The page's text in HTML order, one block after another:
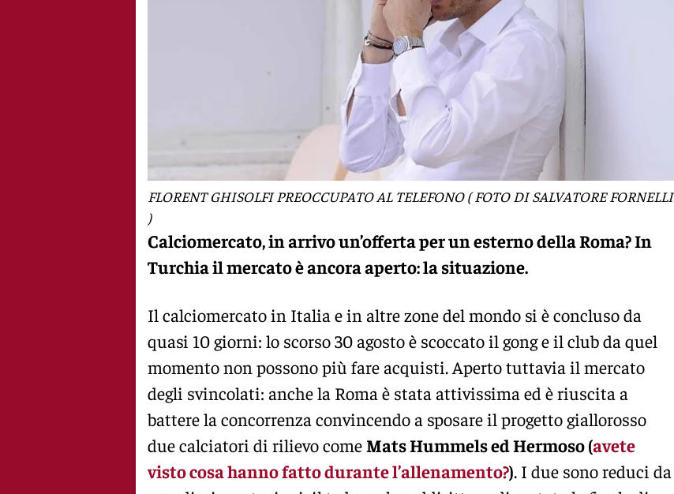
FLORENT GHISOLFI PREOCCUPATO AL TELEFONO ( FOTO DI SALVATORE FORNELLI
)
Calciomercato, in arrivo un’offerta per un esterno della Roma? In
Turchia il mercato è ancora aperto: la situazione.
Il calciomercato in Italia e in altre zone del mondo si è concluso da
quasi 10 giorni: lo scorso 30 agosto è scoccato il gong e il club da quel
momento non possono più fare acquisti. Aperto tuttavia il mercato
degli svincolati: anche la Roma è stata attivissima ed è riuscita a
battere la concorrenza convincendo a sposare il progetto giallorosso
due calciatori di rilievo come Mats Hummels ed Hermoso (avete
visto cosa hanno fatto durante l’allenamento?). I due sono reduci da